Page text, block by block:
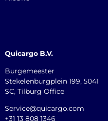
Quicargo B.V.
Burgemeester
Stekelenburgplein 199, 5041
SC, Tilburg Office
Service@quicargo.com
+31 13 808 1346